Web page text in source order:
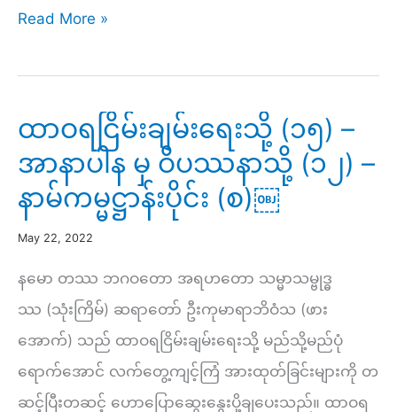
နံနက်
–
တရား
ရှိ
ထား
စေ
Read More »
ထာဝရငြိမ်းချမ်းရေးသို့ (၁၅) –
အာနာပါန မှ ဝိပဿနာသို့ (၁၂) –
နာမ်ကမ္မဋ္ဌာန်းပိုင်း (စ)￼
May 22, 2022
နမော တဿ ဘဂဝတော အရဟတော သမ္မာသမ္ဗုဒ္ဓ
ဿ (သုံးကြိမ်) ဆရာတော် ဦးကုမာရာဘိဝံသ (ဖား
အောက်) သည် ထာဝရငြိမ်းချမ်းရေးသို့ မည်သို့မည်ပုံ
ရောက်အောင် လက်တွေ့ကျင့်ကြံ အားထုတ်ခြင်းများကို တ
ဆင့်ပြီးတဆင့် ဟောပြောဆွေးနွေးပို့ချပေးသည်။ ထာဝရ